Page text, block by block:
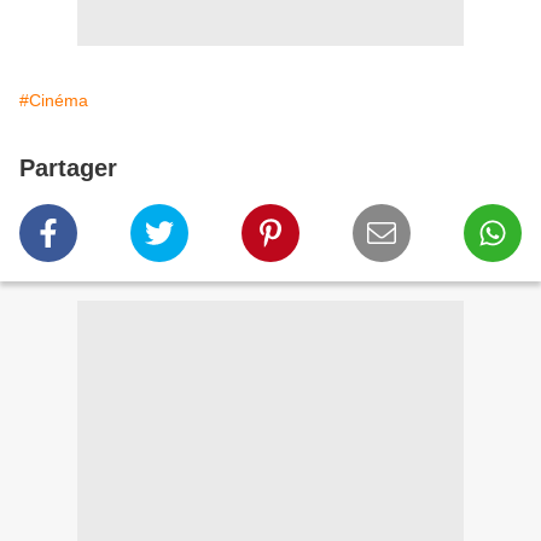
#Cinéma
Partager